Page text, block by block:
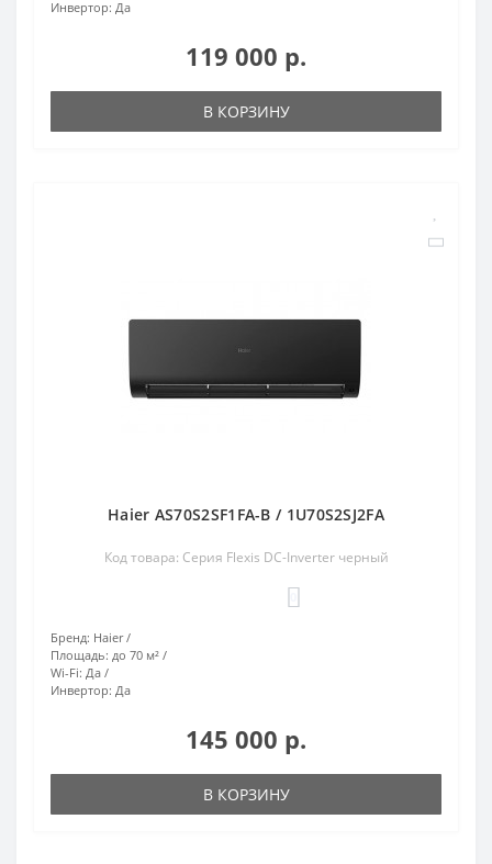
Инвертор: Да
119 000 р.
В КОРЗИНУ
Haier AS70S2SF1FA-B / 1U70S2SJ2FA
Код товара: Серия Flexis DC-Inverter черный
Бренд: Haier
Площадь: до 70 м²
Wi-Fi: Да
Инвертор: Да
145 000 р.
В КОРЗИНУ